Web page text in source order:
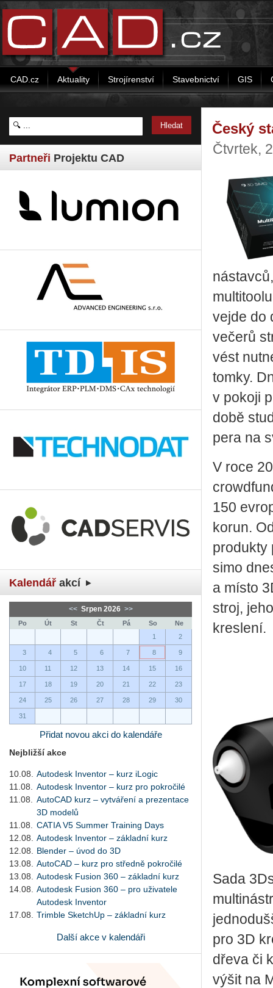
CAD.cz Aktuality Strojírenství Stavebnictví GIS
Partneři Projektu CAD
Kalendář akcí
<< Srpen 2026 >>
Po Út St Čt Pá So
Ne
1
2
3 4 5 6 7 8 9
10 11 12 13 14 15 16
17 18 19 20 21 22 23
24 25 26 27 28 29 30
31
Přidat novou akci do kalendáře
Nejbližší akce
10.08.
Autodesk Inventor – kurz iLogic
11.08.
Autodesk Inventor – kurz pro pokročilé
11.08.
AutoCAD kurz – vytváření a prezentace
3D modelů
11.08.
CATIA V5 Summer Training Days
12.08.
Autodesk Inventor – základní kurz
12.08.
Blender – úvod do 3D
13.08.
AutoCAD – kurz pro středně pokročilé
13.08.
Autodesk Fusion 360 – základní kurz
14.08.
Autodesk Fusion 360 – pro uživatele
Autodesk Inventor
17.08.
Trimble SketchUp – základní kurz
Další akce v kalendáři
Český
Čtvrtek,
vejde do
ve­če­rů
vést
tom­ky.
v po­ko­ji
době
pera na
V roce
150
korun.
pro­duk­ty
si­mo
a místo
stroj,
kres­le­ní.
Sada
pro 3D
dřeva či
vý­šit na